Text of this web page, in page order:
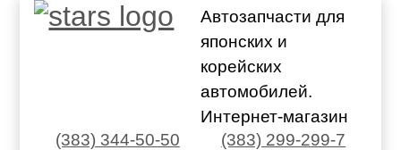
Автозапчасти для
японских и
корейских
автомобилей.
Интернет-магазин
(383) 344-50-50
(383) 299-299-7